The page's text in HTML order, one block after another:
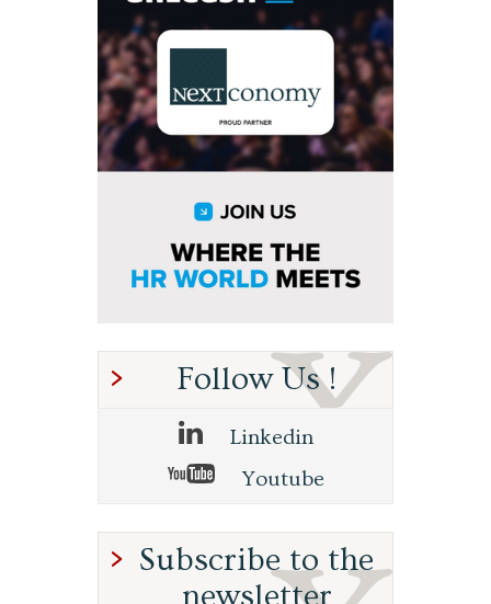
Follow Us !
Linkedin
Youtube
Subscribe to the